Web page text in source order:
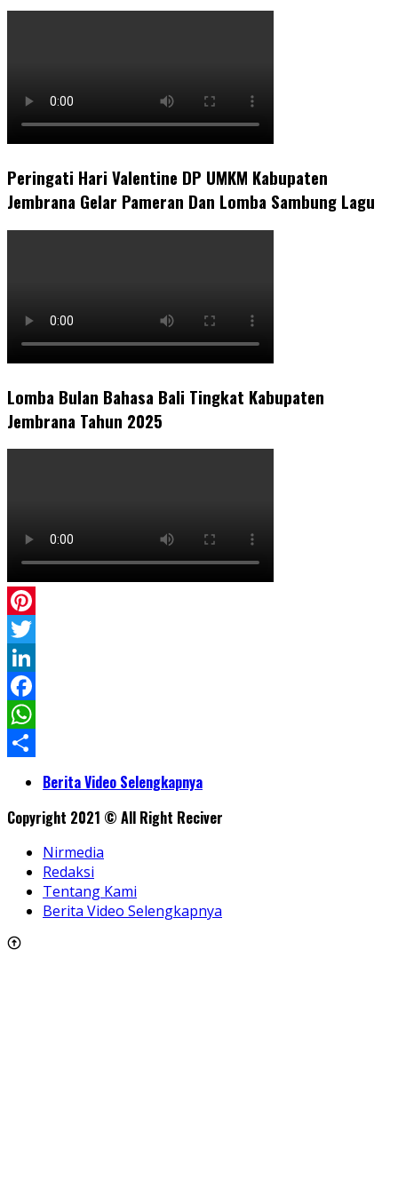
Peringati Hari Valentine DP UMKM Kabupaten
Jembrana Gelar Pameran Dan Lomba Sambung Lagu
Lomba Bulan Bahasa Bali Tingkat Kabupaten
Jembrana Tahun 2025
Pinterest
Twitter
LinkedIn
Facebook
WhatsApp
ShareBerita Video Selengkapnya
Copyright 2021 © All Right Reciver
Nirmedia
Redaksi
Tentang Kami
Berita Video Selengkapnya